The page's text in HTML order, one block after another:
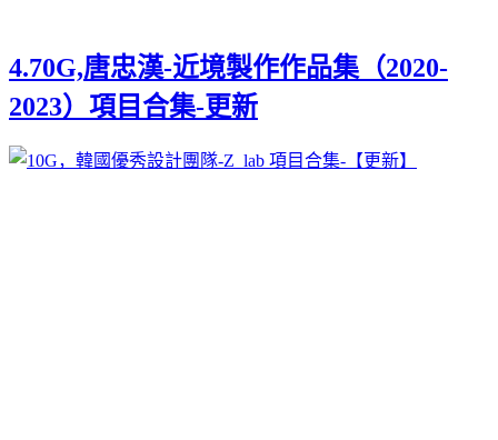
4.70G,唐忠漢-近境製作作品集（2020-
2023）項目合集-更新